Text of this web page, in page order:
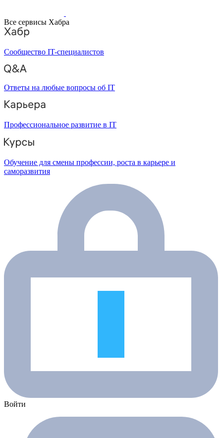
Все сервисы Хабра
Сообщество IT-специалистов
Ответы на любые вопросы об IT
Профессиональное развитие в IT
Обучение для смены профессии, роста в карьере и
саморазвития
Войти